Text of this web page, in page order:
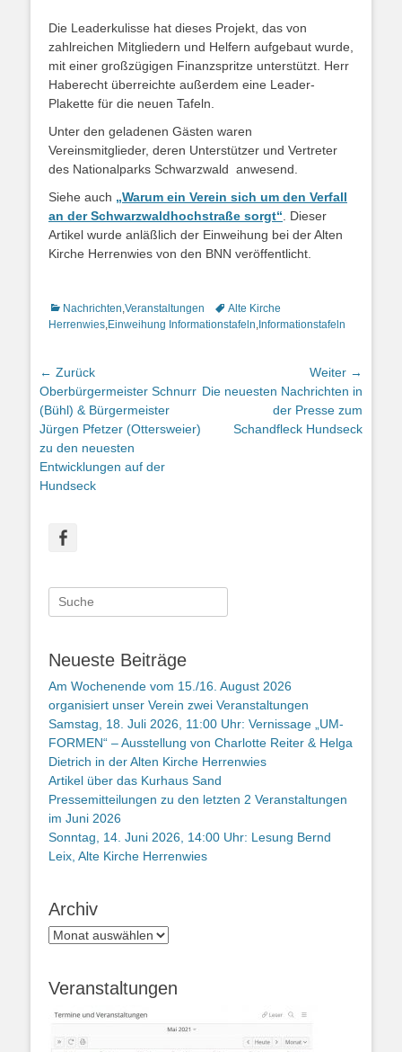
Die Leaderkulisse hat dieses Projekt, das von
zahlreichen Mitgliedern und Helfern aufgebaut wurde,
mit einer großzügigen Finanzspritze unterstützt. Herr
Haberecht überreichte außerdem eine Leader-
Plakette für die neuen Tafeln.
Unter den geladenen Gästen waren
Vereinsmitglieder, deren Unterstützer und Vertreter
des Nationalparks Schwarzwald anwesend.
Siehe auch „Warum ein Verein sich um den Verfall
an der Schwarzwaldhochstraße sorgt“ . Dieser
Artikel wurde anläßlich der Einweihung bei der Alten
Kirche Herrenwies von den BNN veröffentlicht.
Kategorien
Nachrichten,Veranstaltungen Schlagworte
Alte Kirche
Herrenwies,Einweihung Informationstafeln, Informationstafeln
Beitragsnavigation
← Zurück
Vorhergehender
Beitrag:
Oberbürgermeister Schnurr
(Bühl) & Bürgermeister
Jürgen Pfetzer (Ottersweier)
zu den neuesten
Entwicklungen auf der
Hundseck
Weiter →
Nächster
Die neuesten Nachrichten in
der Presse zum
Schandfleck Hundseck
Suche
nach:
Neueste Beiträge
Am Wochenende vom 15./16. August 2026
organisiert unser Verein zwei Veranstaltungen
Samstag, 18. Juli 2026, 11:00 Uhr: Vernissage „UM-
FORMEN“ – Ausstellung von Charlotte Reiter & Helga
Dietrich in der Alten Kirche Herrenwies
Artikel über das Kurhaus Sand
Pressemitteilungen zu den letzten 2 Veranstaltungen
im Juni 2026
Sonntag, 14. Juni 2026, 14:00 Uhr: Lesung Bernd
Leix, Alte Kirche Herrenwies
Archiv
Archiv
Veranstaltungen